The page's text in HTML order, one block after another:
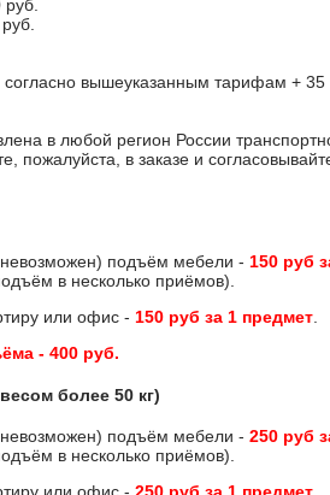
руб.
руб.
согласно вышеуказанным тарифам +
в любой регион России
пожалуйста, в заказе и
подъём мебели - 150 руб
в несколько приёмов).
или офис - 150 руб за 1 предмет.
- 400 руб.
более 50 кг)
подъём мебели - 250 руб
в несколько приёмов).